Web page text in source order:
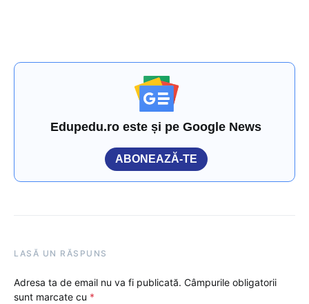
Edupedu.ro este și pe Google News
ABONEAZĂ-TE
LASĂ UN RĂSPUNS
Adresa ta de email nu va fi publicată. Câmpurile obligatorii
sunt marcate cu *